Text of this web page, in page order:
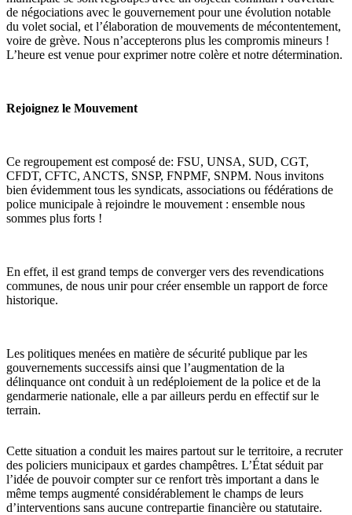
de négociations avec le gouvernement pour une évolution notable
du volet social, et l’élaboration de mouvements de mécontentement,
voire de grève. Nous n’accepterons plus les compromis mineurs !
L’heure est venue pour exprimer notre colère et notre détermination.
Rejoignez le Mouvement
Ce regroupement est composé de: FSU, UNSA, SUD, CGT,
CFDT, CFTC, ANCTS, SNSP, FNPMF, SNPM. Nous invitons
bien évidemment tous les syndicats, associations ou fédérations de
police municipale à rejoindre le mouvement : ensemble nous
sommes plus forts !
En effet, il est grand temps de converger vers des revendications
communes, de nous unir pour créer ensemble un rapport de force
historique.
Les politiques menées en matière de sécurité publique par les
gouvernements successifs ainsi que l’augmentation de la
délinquance ont conduit à un redéploiement de la police et de la
gendarmerie nationale, elle a par ailleurs perdu en effectif sur le
terrain.
Cette situation a conduit les maires partout sur le territoire, a recruter
des policiers municipaux et gardes champêtres. L’État séduit par
l’idée de pouvoir compter sur ce renfort très important a dans le
même temps augmenté considérablement le champs de leurs
d’interventions sans aucune contrepartie financière ou statutaire.